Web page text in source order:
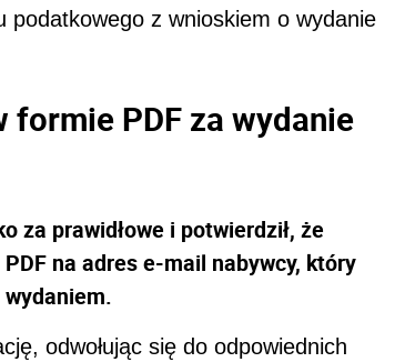
podatkowego z wnioskiem o wydanie
formie PDF za wydanie
za prawidłowe i potwierdził, że
na adres e-mail nabywcy, który
odwołując się do odpowiednich